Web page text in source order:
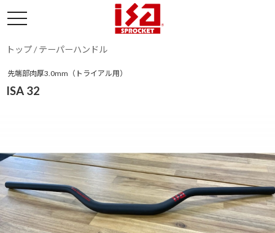
トップ/テーパーハンドル
先端部肉厚3.0mm（トライアル用）
ISA 32